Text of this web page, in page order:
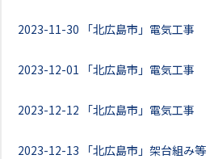
2023-11-30 「北広島市」電気工事
2023-12-01 「北広島市」電気工事
2023-12-12 「北広島市」電気工事
2023-12-13 「北広島市」架台組み等